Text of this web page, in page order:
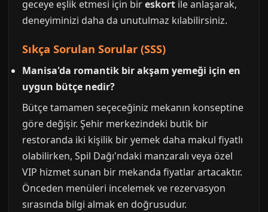
geceye eşlik etmesi için bireskort ile anlaşarak,
deneyiminizi daha da unutulmaz kılabilirsiniz.
Sıkça Sorulan Sorular (SSS)
Manisa'da romantik bir akşam yemeği için en
uygun bütçe nedir?
Bütçe tamamen seçeceğiniz mekanın konseptine
göre değişir. Şehir merkezindeki butik bir
restoranda iki kişilik bir yemek daha makul fiyatlı
olabilirken, Spil Dağı'ndaki manzaralı veya özel
VIP hizmet sunan bir mekanda fiyatlar artacaktır.
Önceden menüleri incelemek ve rezervasyon
sırasında bilgi almak en doğrusudur.